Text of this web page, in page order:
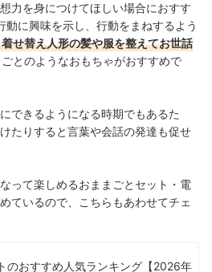
力を身につけてほしい場合におすす
に興味を示し、行動をまねするよう
せ替え人形の髪や服を整えてお世話
とのようなおもちゃがおすすめで
できるようになる時期でもあるた
たりすると言葉や会話の発達も促せ
って楽しめるおままごとセット・電
ているので、こちらもあわせてチェ
のおすすめ人気ランキング【2026年